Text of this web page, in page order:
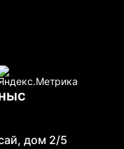
дом 2/5